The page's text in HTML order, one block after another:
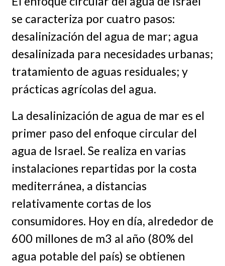
se caracteriza por cuatro pasos:
desalinización del agua de mar; agua
desalinizada para necesidades urbanas;
tratamiento de aguas residuales; y
prácticas agrícolas del agua.
La desalinización de agua de mar es el
primer paso del enfoque circular del
agua de Israel. Se realiza en varias
instalaciones repartidas por la costa
mediterránea, a distancias
relativamente cortas de los
consumidores. Hoy en día, alrededor de
600 millones de m3 al año (80% del
agua potable del país) se obtienen